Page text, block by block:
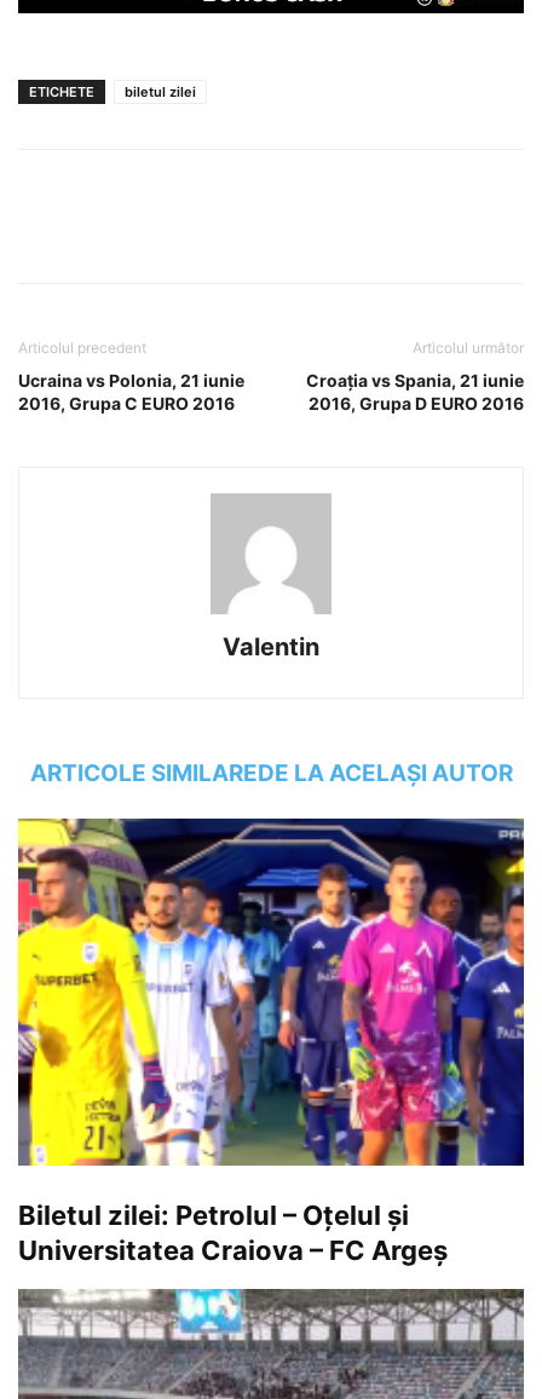
ETICHETE biletul zilei
Articolul precedent
Ucraina vs Polonia, 21 iunie
2016, Grupa C EURO 2016
Articolul următor
Croaţia vs Spania, 21 iunie
2016, Grupa D EURO 2016
Valentin
ARTICOLE SIMILAREDE LA ACELAȘI AUTOR
Biletul zilei: Petrolul – Oțelul și
Universitatea Craiova – FC Argeș